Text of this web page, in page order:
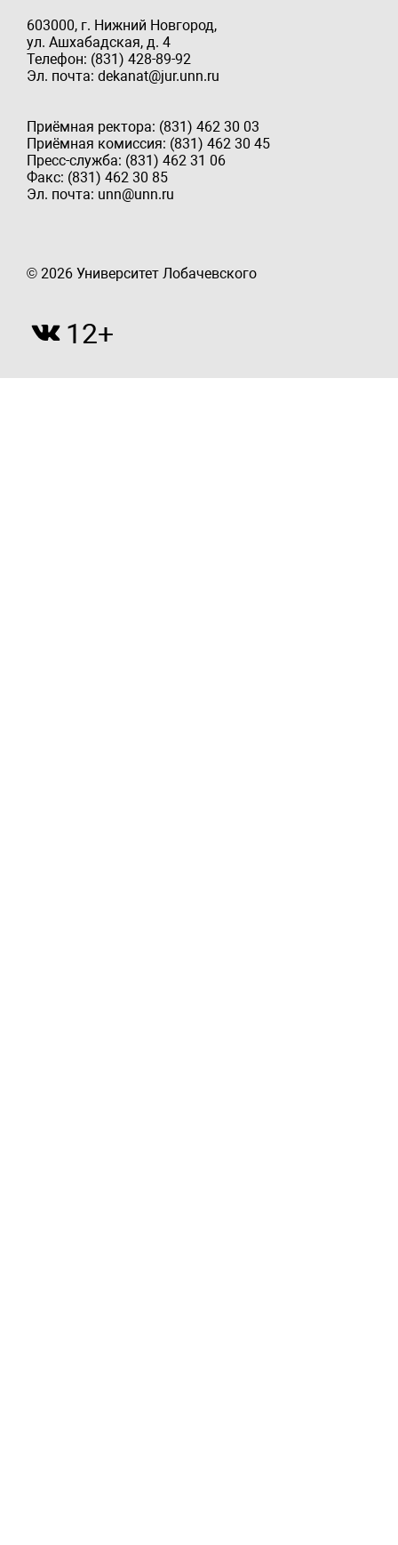
603000, г. Нижний Новгород,
ул. Ашхабадская, д. 4
Телефон: (831) 428-89-92
Эл. почта: dekanat@jur.unn.ru
Приёмная ректора: (831) 462 30 03
Приёмная комиссия: (831) 462 30 45
Пресс-служба: (831) 462 31 06
Факс: (831) 462 30 85
Эл. почта: unn@unn.ru
© 2026 Университет Лобачевского
12+